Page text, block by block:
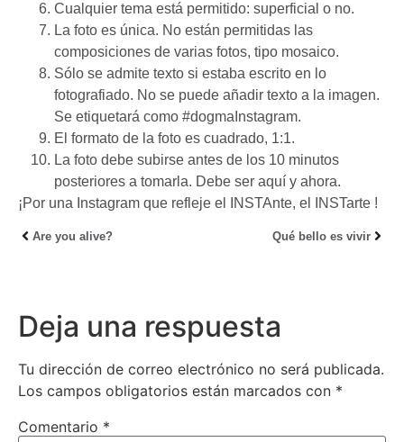
Cualquier tema está permitido: superficial o no.
La foto es única. No están permitidas las
composiciones de varias fotos, tipo mosaico.
Sólo se admite texto si estaba escrito en lo
fotografiado. No se puede añadir texto a la imagen.
Se etiquetará como #dogmaInstagram.
El formato de la foto es cuadrado, 1:1.
La foto debe subirse antes de los 10 minutos
posteriores a tomarla. Debe ser aquí y ahora.
¡Por una Instagram que refleje el INSTAnte, el INSTarte !
Are you alive? Qué bello es vivir
Deja una respuesta
Tu dirección de correo electrónico no será publicada.
Los campos obligatorios están marcados con *
Comentario *